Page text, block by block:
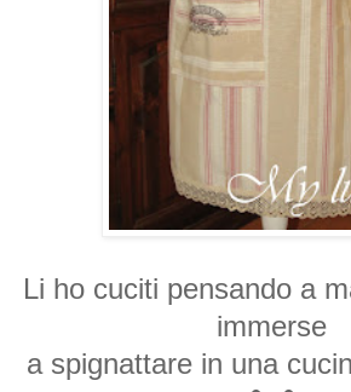
Li ho cuciti pensando a
immerse
a spignattare in una